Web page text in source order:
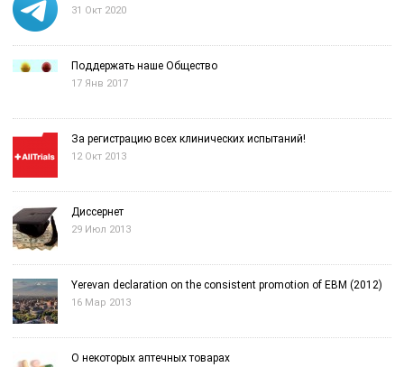
31 Окт 2020
Поддержать наше Общество
17 Янв 2017
За регистрацию всех клинических испытаний!
12 Окт 2013
Диссернет
29 Июл 2013
Yerevan declaration on the consistent promotion of EBM (2012)
16 Мар 2013
О некоторых аптечных товарах